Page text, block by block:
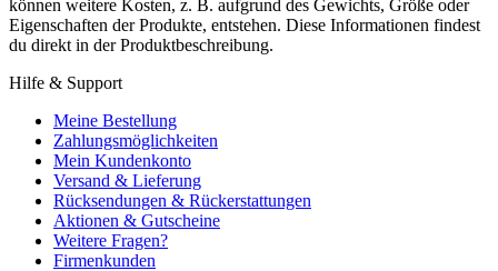
können weitere Kosten, z. B. aufgrund des Gewichts, Größe oder
Eigenschaften der Produkte, entstehen. Diese Informationen findest
du direkt in der Produktbeschreibung.
Hilfe & Support
Meine Bestellung
Zahlungsmöglichkeiten
Mein Kundenkonto
Versand & Lieferung
Rücksendungen & Rückerstattungen
Aktionen & Gutscheine
Weitere Fragen?
Firmenkunden